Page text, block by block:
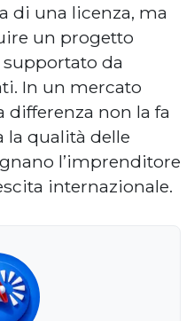
di una licenza, ma
un progetto
da
In un mercato
differenza non la fa
la qualità delle
l’imprenditore
internazionale.